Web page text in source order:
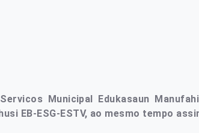
Municipal Edukasaun
EB-ESG-ESTV, ao mesmo tempo